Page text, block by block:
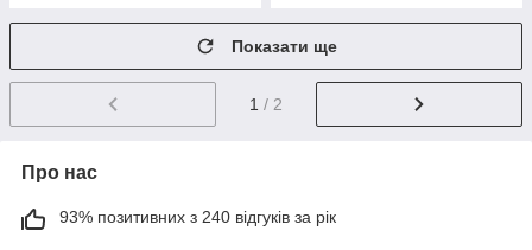
Показати ще
1 / 2
Про нас
93% позитивних з 240 відгуків за рік